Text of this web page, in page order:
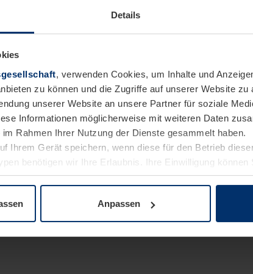
Details
, verwenden Cookies, um Inhalte und
zu können und die Zugriffe auf unserer Website zu
unserer Website an unsere Partner für soziale
Informationen möglicherweise mit weiteren Daten
Rahmen Ihrer Nutzung der Dienste gesammelt haben.
Ihrem Gerät speichern, wenn diese für den Betrieb
benötigen wir Ihre Erlaubnis. Ihre Einwilligung können
unserer Website ändern oder widerrufen.
Anpassen